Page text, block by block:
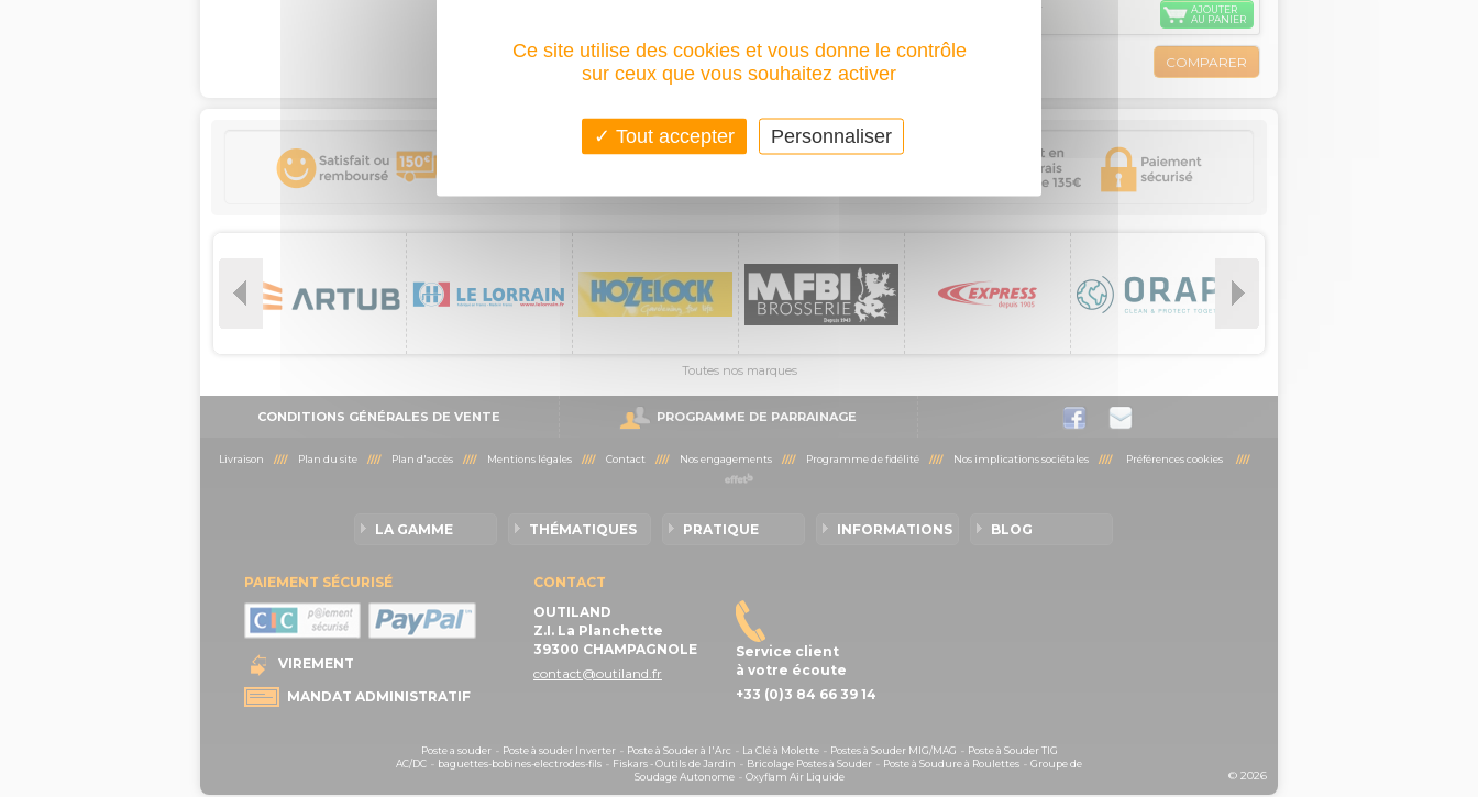
AJOUTER
AU PANIER
COMPARER
Toutes nos marques
CONDITIONS GÉNÉRALES DE VENTE PROGRAMME DE PARRAINAGE
Livraison //// Plan du site//// Plan d'accès//// Mentions légales//// Contact //// Nos engagements//// Programme de fidélité//// Nos implications sociétales//// Préférences cookies ////
LA GAMME THÉMATIQUES PRATIQUE INFORMATIONS BLOG
PAIEMENT SÉCURISÉ
VIREMENT
MANDAT ADMINISTRATIF
CONTACT
OUTILAND
Z.I. La Planchette
39300 CHAMPAGNOLE
contact@outiland.fr
Service client
à votre écoute
+33 (0)3 84 66 39 14
Poste a souder- Poste à souder Inverter- Poste à Souder à l'Arc - La Clé à Molette- Postes à Souder MIG/MAG - Poste à Souder TIG
AC/DC - baguettes-bobines-electrodes-fils - Fiskars - Outils de Jardin - Bricolage Postes à Souder - Poste à Soudure à Roulettes - Groupe de
Soudage Autonome- Oxyflam Air Liquide © 2026
Ce site utilise des cookies et vous donne le contrôle
sur ceux que vous souhaitez activer
Tout accepter Personnaliser